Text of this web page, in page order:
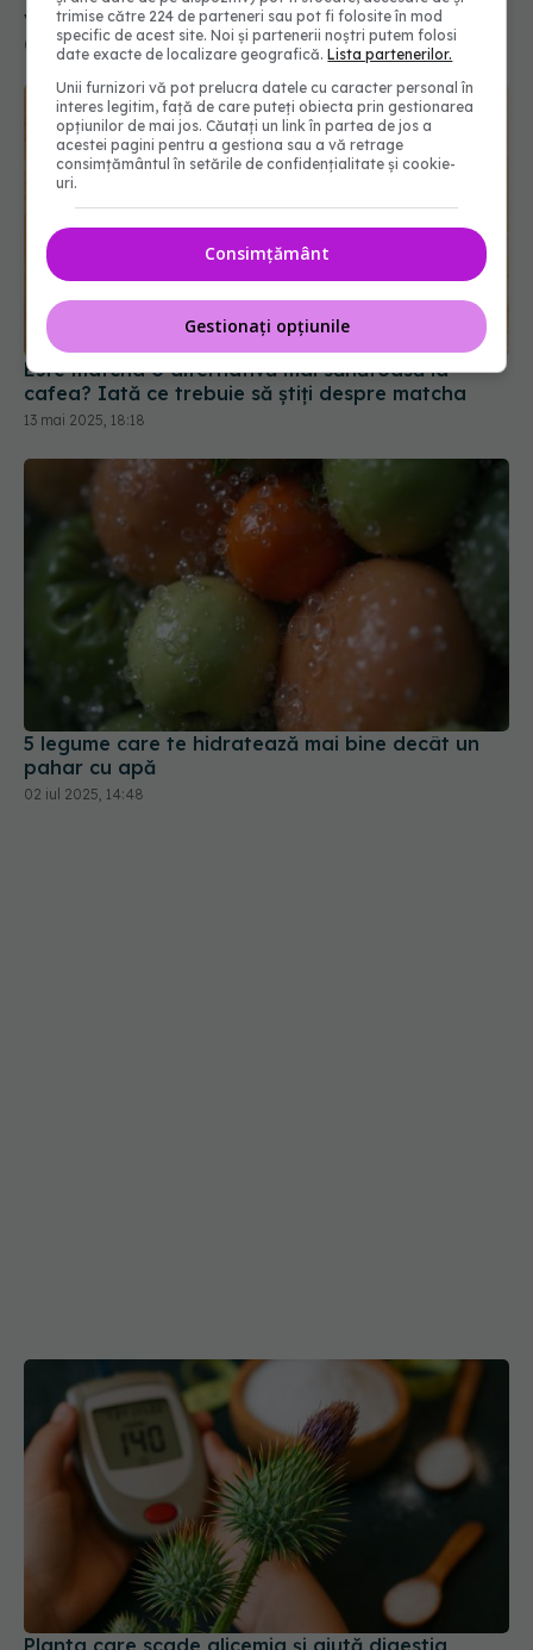
Este matcha o alternativă mai sănătoasă la
cafea? Iată ce trebuie să știți despre matcha
13 mai 2025, 18:18
5 legume care te hidratează mai bine decât un
pahar cu apă
02 iul 2025, 14:48
Planta care scade glicemia și ajută digestia
23 aug 2025, 18:16
trimise către 224 de parteneri sau pot fi folosite în mod
specific de acest site. Noi și partenerii noștri putem folosi
date exacte de localizare geografică.Lista partenerilor.
Unii furnizori vă pot prelucra datele cu caracter personal în
interes legitim, față de care puteți obiecta prin gestionarea
opțiunilor de mai jos. Căutați un link în partea de jos a
acestei pagini pentru a gestiona sau a vă retrage
consimțământul în setările de confidențialitate și cookie-
uri.
Consimțământ
Gestionați opțiunile